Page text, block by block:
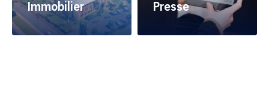
Immobilier
Découvrez les locaux et
surfaces disponibles sur
Presse
publications dans la